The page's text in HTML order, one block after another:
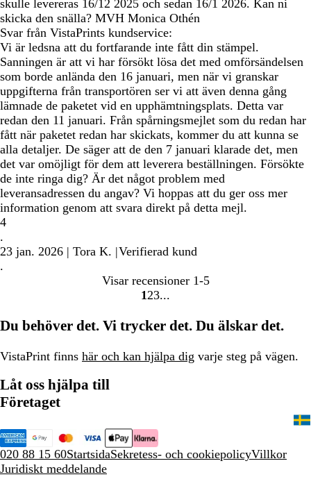
skulle levereras 16/12 2025 och sedan 16/1 2026. Kan ni
skicka den snälla? MVH Monica Othén
Svar från VistaPrints kundservice:
Vi är ledsna att du fortfarande inte fått din stämpel.
Sanningen är att vi har försökt lösa det med omförsändelsen
som borde anlända den 16 januari, men när vi granskar
uppgifterna från transportören ser vi att även denna gång
lämnade de paketet vid en upphämtningsplats. Detta var
redan den 11 januari. Från spårningsmejlet som du redan har
fått när paketet redan har skickats, kommer du att kunna se
alla detaljer. De säger att de den 7 januari klarade det, men
det var omöjligt för dem att leverera beställningen. Försökte
de inte ringa dig? Är det något problem med
leveransadressen du angav? Vi hoppas att du ger oss mer
information genom att svara direkt på detta mejl.
4
.
23 jan. 2026 | Tora K. |Verifierad kund
.
Visar recensioner 1-5
Gå
sidan
1 Gå
sidan
2 Gå
sidan
3
Du behöver det. Vi trycker det. Du älskar det.
VistaPrint finns här och kan hjälpa dig varje steg på vägen.
Låt oss hjälpa till
Företaget
020 88 15 60StartsidaSekretess- och cookiepolicyVillkor
Juridiskt meddelande